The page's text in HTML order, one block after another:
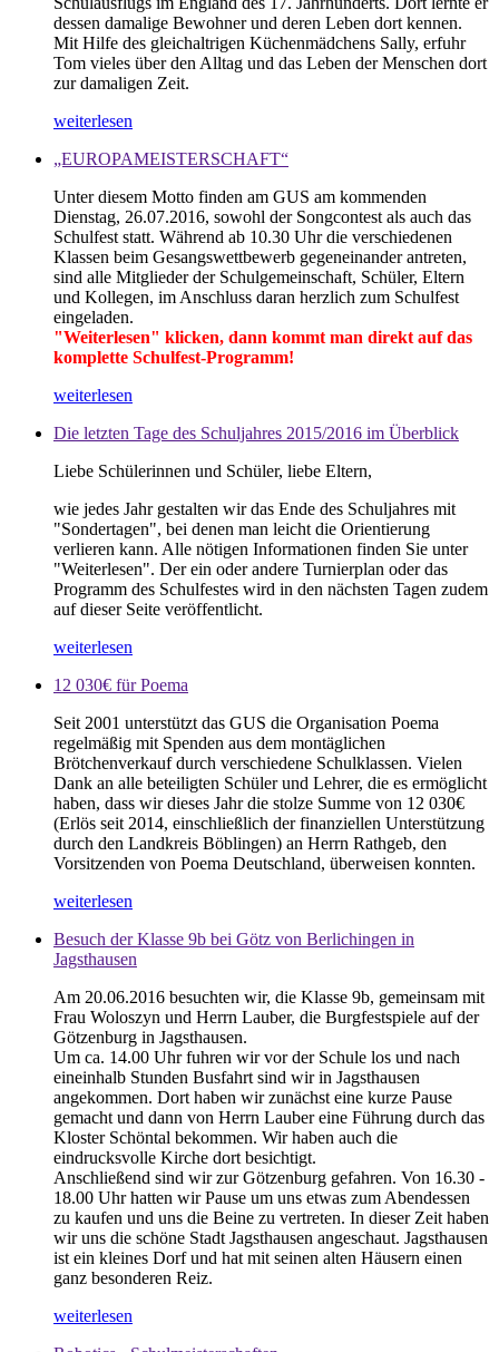
dessen damalige Bewohner und deren Leben dort kennen.
Mit Hilfe des gleichaltrigen Küchenmädchens Sally, erfuhr
Tom vieles über den Alltag und das Leben der Menschen dort
zur damaligen Zeit.
weiterlesen
„EUROPAMEISTERSCHAFT“
Unter diesem Motto finden am GUS am kommenden
Dienstag, 26.07.2016, sowohl der Songcontest als auch das
Schulfest statt. Während ab 10.30 Uhr die verschiedenen
Klassen beim Gesangswettbewerb gegeneinander antreten,
sind alle Mitglieder der Schulgemeinschaft, Schüler, Eltern
und Kollegen, im Anschluss daran herzlich zum Schulfest
eingeladen.
"Weiterlesen" klicken, dann kommt man direkt auf das
komplette Schulfest-Programm!
weiterlesen
Die letzten Tage des Schuljahres 2015/2016 im Überblick
Liebe Schülerinnen und Schüler, liebe Eltern,
wie jedes Jahr gestalten wir das Ende des Schuljahres mit
"Sondertagen", bei denen man leicht die Orientierung
verlieren kann. Alle nötigen Informationen finden Sie unter
"Weiterlesen". Der ein oder andere Turnierplan oder das
Programm des Schulfestes wird in den nächsten Tagen zudem
auf dieser Seite veröffentlicht.
weiterlesen
12 030€ für Poema
Seit 2001 unterstützt das GUS die Organisation Poema
regelmäßig mit Spenden aus dem montäglichen
Brötchenverkauf durch verschiedene Schulklassen. Vielen
Dank an alle beteiligten Schüler und Lehrer, die es ermöglicht
haben, dass wir dieses Jahr die stolze Summe von 12 030€
(Erlös seit 2014, einschließlich der finanziellen Unterstützung
durch den Landkreis Böblingen) an Herrn Rathgeb, den
Vorsitzenden von Poema Deutschland, überweisen konnten.
weiterlesen
Besuch der Klasse 9b bei Götz von Berlichingen in
Jagsthausen
Am 20.06.2016 besuchten wir, die Klasse 9b, gemeinsam mit
Frau Woloszyn und Herrn Lauber, die Burgfestspiele auf der
Götzenburg in Jagsthausen.
Um ca. 14.00 Uhr fuhren wir vor der Schule los und nach
eineinhalb Stunden Busfahrt sind wir in Jagsthausen
angekommen. Dort haben wir zunächst eine kurze Pause
gemacht und dann von Herrn Lauber eine Führung durch das
Kloster Schöntal bekommen. Wir haben auch die
eindrucksvolle Kirche dort besichtigt.
Anschließend sind wir zur Götzenburg gefahren. Von 16.30 -
18.00 Uhr hatten wir Pause um uns etwas zum Abendessen
zu kaufen und uns die Beine zu vertreten. In dieser Zeit haben
wir uns die schöne Stadt Jagsthausen angeschaut. Jagsthausen
ist ein kleines Dorf und hat mit seinen alten Häusern einen
ganz besonderen Reiz.
weiterlesen